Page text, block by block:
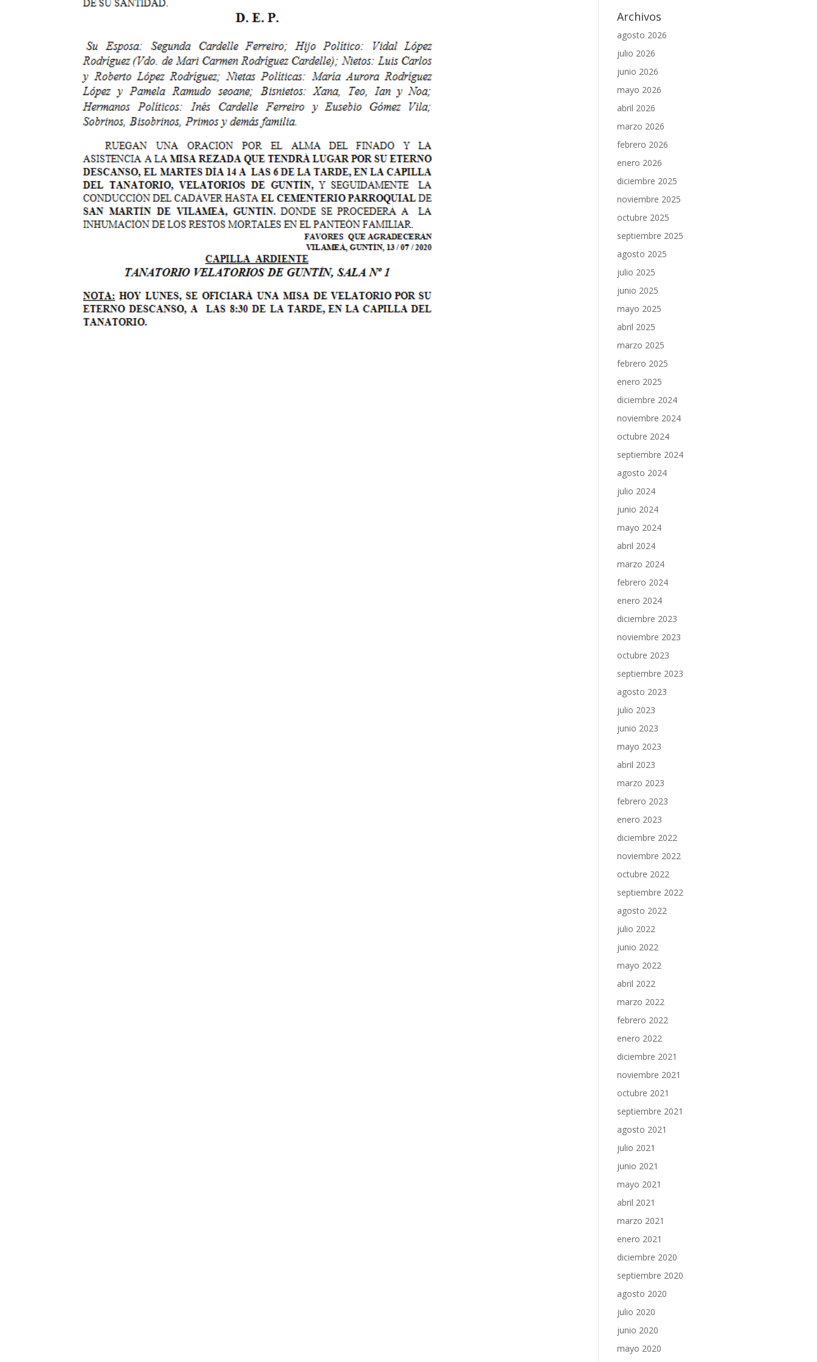
Archivos
agosto 2026
julio 2026
junio 2026
mayo 2026
abril 2026
marzo 2026
febrero 2026
enero 2026
diciembre 2025
noviembre 2025
octubre 2025
septiembre 2025
agosto 2025
julio 2025
junio 2025
mayo 2025
abril 2025
marzo 2025
febrero 2025
enero 2025
diciembre 2024
noviembre 2024
octubre 2024
septiembre 2024
agosto 2024
julio 2024
junio 2024
mayo 2024
abril 2024
marzo 2024
febrero 2024
enero 2024
diciembre 2023
noviembre 2023
octubre 2023
septiembre 2023
agosto 2023
julio 2023
junio 2023
mayo 2023
abril 2023
marzo 2023
febrero 2023
enero 2023
diciembre 2022
noviembre 2022
octubre 2022
septiembre 2022
agosto 2022
julio 2022
junio 2022
mayo 2022
abril 2022
marzo 2022
febrero 2022
enero 2022
diciembre 2021
noviembre 2021
octubre 2021
septiembre 2021
agosto 2021
julio 2021
junio 2021
mayo 2021
abril 2021
marzo 2021
enero 2021
diciembre 2020
septiembre 2020
agosto 2020
julio 2020
junio 2020
mayo 2020